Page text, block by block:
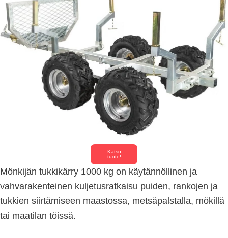
Katso
tuote!
Mönkijän tukkikärry 1000 kg on käytännöllinen ja
vahvarakenteinen kuljetusratkaisu puiden, rankojen ja
tukkien siirtämiseen maastossa, metsäpalstalla, mökillä
tai maatilan töissä.